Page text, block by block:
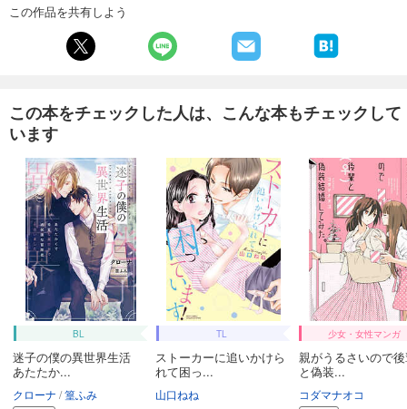
この作品を共有しよう
この本をチェックした人は、こんな本もチェックして
います
BL
迷子の僕の異世界生活
あたたか...
クローナ 篁ふみ
TL
ストーカーに追いかけら
れて困っ...
山口ねね
少女・女性マンガ
親がうるさいので
と偽装...
コダマナオコ